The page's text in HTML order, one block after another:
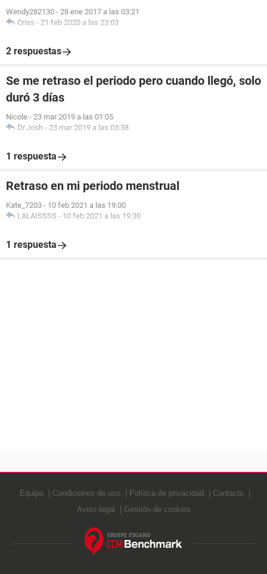
Wendy282130 - 28 ene 2017 a las 03:21
Criss - 21 feb 2020 a las 23:03
2 respuestas
Se me retraso el periodo pero cuando llegó, solo
duró 3 días
Nicole - 23 mar 2019 a las 01:05
Dr.Josh - 23 mar 2019 a las 03:38
1 respuesta
Retraso en mi periodo menstrual
Kate_7203 - 10 feb 2021 a las 19:00
LALAISSSS - 10 feb 2021 a las 19:30
1 respuesta
Equipo Condiciones de uso Política de privacidad
Contacto
Aviso legal
Gestión de cookies